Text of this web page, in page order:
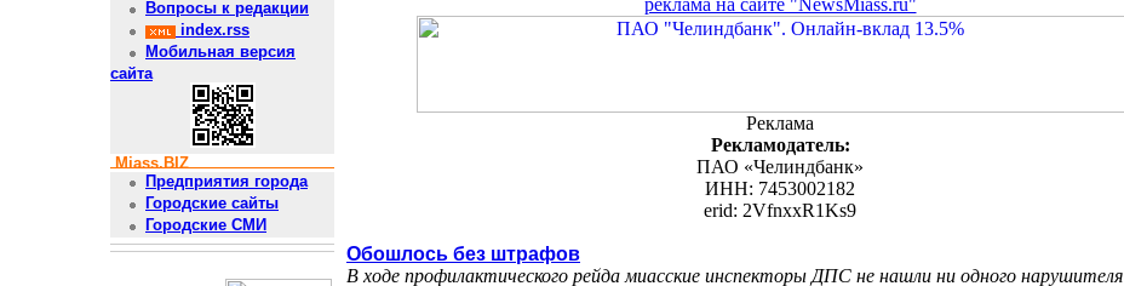
Вопросы к редакции
index.rss
Мобильная версия
сайта
Miass.BIZ
Предприятия города
Городские сайты
Городские СМИ
реклама на сайте "NewsMiass.ru"
Реклама
Рекламодатель:
ПАО «Челиндбанк»
ИНН: 7453002182
erid: 2VfnxxR1Ks9
Обошлось без штрафов
В ходе профилактического рейда миасские инспекторы ДПС не нашли ни одного нарушителя